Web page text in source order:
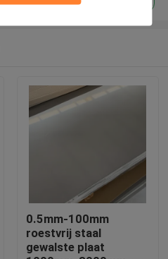
0.5mm-100mm
roestvrij staal
gewalste plaat